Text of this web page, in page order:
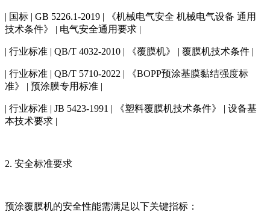
| 国标 | GB 5226.1-2019 | 《机械电气安全 机械电气设备 通用
技术条件》 | 电气安全通用要求 |
| 行业标准 | QB/T 4032-2010 | 《覆膜机》 | 覆膜机技术条件 |
| 行业标准 | QB/T 5710-2022 | 《BOPP预涂基膜黏结强度标
准》 | 预涂膜专用标准 |
| 行业标准 | JB 5423-1991 | 《塑料覆膜机技术条件》 | 设备基
本技术要求 |
2. 安全标准要求
预涂覆膜机的安全性能需满足以下关键指标：